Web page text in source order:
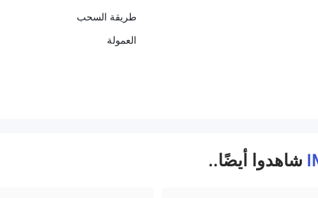
طريقة السحب
العمولة
شاهدوا أيضًا..